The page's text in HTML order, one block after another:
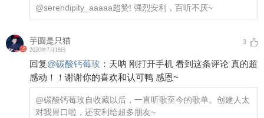
@serendipity_aaaaa超赞! 强烈安利，百听不厌~
芋圆是只猫
2020年7月18日
3
回复@碳酸钙莓玫 ： 天呐 刚打开手机 看到这条评论 真的超
感动！！谢谢你的喜欢和认可鸭 感恩~
@碳酸钙莓玫自收藏以后，一直听歌至今的歌单。创建人太
对我胃口啦，还安利给超多朋友~